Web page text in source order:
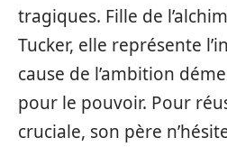
tragiques. Fille de
Tucker, elle représente
cause de l’ambition
pour le pouvoir. Pour
cruciale, son père